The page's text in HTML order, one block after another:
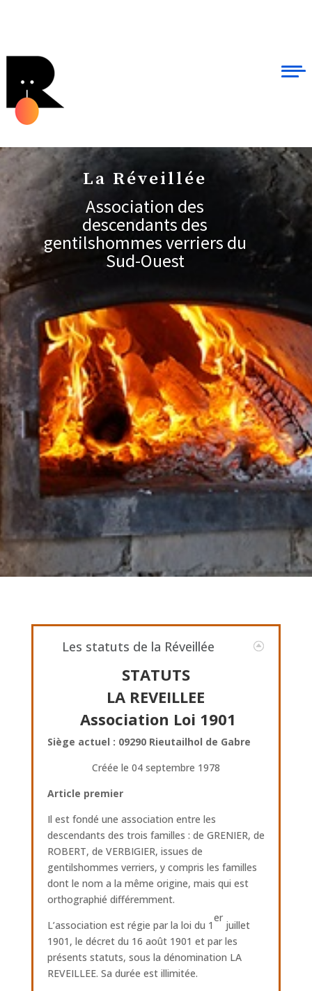
La Réveillée
Association des
descendants des
gentilshommes verriers du
Sud-Ouest
Les statuts de la Réveillée
STATUTS
LA REVEILLEE
Association Loi 1901
Siège actuel : 09290 Rieutailhol de Gabre
Créée le 04 septembre 1978
Article premier
Il est fondé une association entre les
descendants des trois familles : de GRENIER, de
ROBERT, de VERBIGIER, issues de
gentilshommes verriers, y compris les familles
dont le nom a la même origine, mais qui est
orthographié différemment.
L’association est régie par la loi du 1
er
juillet
1901, le décret du 16 août 1901 et par les
présents statuts, sous la dénomination LA
REVEILLEE. Sa durée est illimitée.